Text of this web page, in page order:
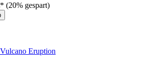
(20% gespart)